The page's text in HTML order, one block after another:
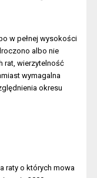
w pełnej wysokości
albo nie
rat, wierzytelność
wymagalna
okresu
raty o których mowa